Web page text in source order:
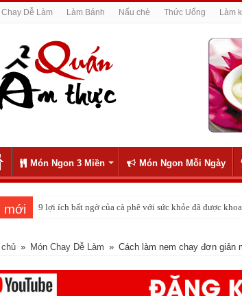
Chay Dễ Làm Làm Bánh Nấu chè Thức Uống Làm
Món Ngon 3 Miền Món Ngon Mỗi Ngày
mới 9 lợi ích bất ngờ của cà phê với sức khỏe đã được
» Món Chay Dễ Làm » Cách làm nem chay đơn giản